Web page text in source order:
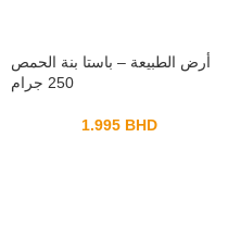
أرض الطبيعة – باستا بنة الحمص
250 جرام
1.995 BHD